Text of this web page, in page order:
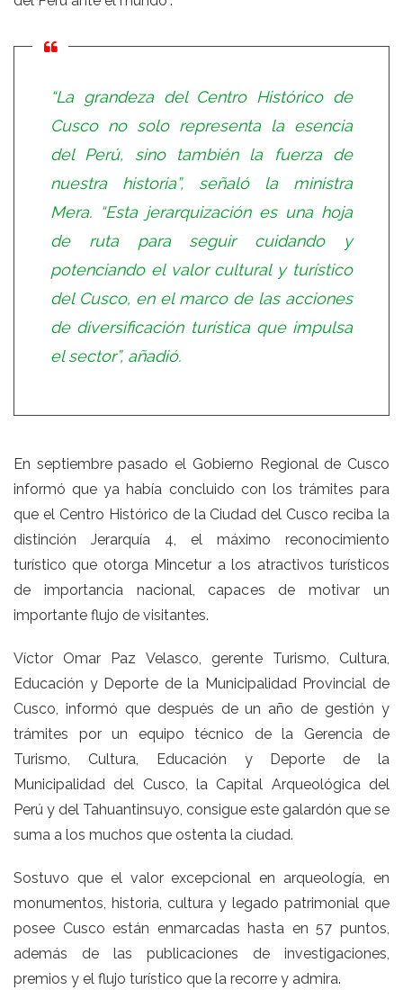
“La grandeza del Centro Histórico de
Cusco no solo representa la esencia
del Perú, sino también la fuerza de
nuestra historia”, señaló la ministra
Mera. “Esta jerarquización es una hoja
de ruta para seguir cuidando y
potenciando el valor cultural y turístico
del Cusco, en el marco de las acciones
de diversificación turística que impulsa
el sector”, añadió.
En septiembre pasado el Gobierno Regional de Cusco
informó que ya había concluido con los trámites para
que el Centro Histórico de la Ciudad del Cusco reciba la
distinción Jerarquía 4, el máximo reconocimiento
turístico que otorga Mincetur a los atractivos turísticos
de importancia nacional, capaces de motivar un
importante flujo de visitantes.
Víctor Omar Paz Velasco, gerente Turismo, Cultura,
Educación y Deporte de la Municipalidad Provincial de
Cusco, informó que después de un año de gestión y
trámites por un equipo técnico de la Gerencia de
Turismo, Cultura, Educación y Deporte de la
Municipalidad del Cusco, la Capital Arqueológica del
Perú y del Tahuantinsuyo, consigue este galardón que se
suma a los muchos que ostenta la ciudad.
Sostuvo que el valor excepcional en arqueología, en
monumentos, historia, cultura y legado patrimonial que
posee Cusco están enmarcadas hasta en 57 puntos,
además de las publicaciones de investigaciones,
premios y el flujo turístico que la recorre y admira.